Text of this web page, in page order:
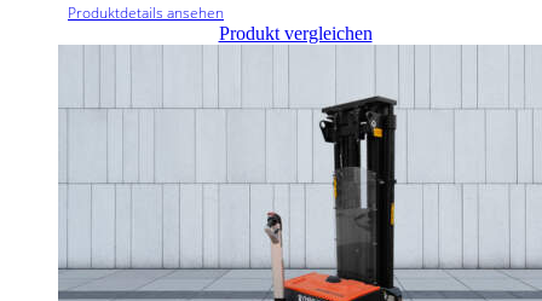
Produktdetails ansehen
Produkt vergleichen